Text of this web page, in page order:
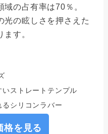
の占有率は70％。
光の眩しさを押さえた
す。
ストレートテンプル
るシリコンラバー
を見る